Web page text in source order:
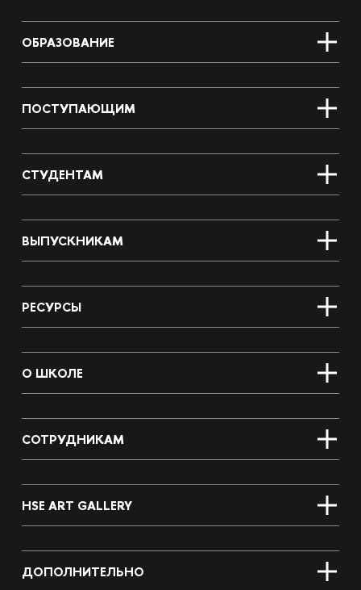
ОБРАЗОВАНИЕ
ПОСТУПАЮЩИМ
СТУДЕНТАМ
ВЫПУСКНИКАМ
РЕСУРСЫ
О ШКОЛЕ
СОТРУДНИКАМ
HSE ART GALLERY
ДОПОЛНИТЕЛЬНО